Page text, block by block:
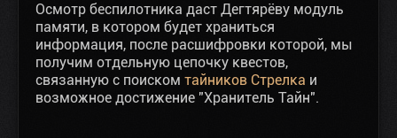
Осмотр беспилотника даст Дегтярёву модуль
памяти, в котором будет храниться
информация, после расшифровки которой, мы
получим отдельную цепочку квестов,
связанную с поиском тайников Стрелка и
возможное достижение "Хранитель Тайн".